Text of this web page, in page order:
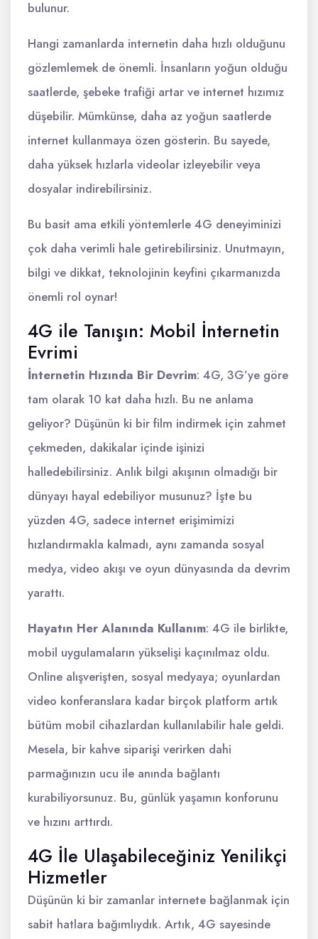
bulunur.
Hangi zamanlarda internetin daha hızlı olduğunu
gözlemlemek de önemli. İnsanların yoğun olduğu
saatlerde, şebeke trafiği artar ve internet hızımız
düşebilir. Mümkünse, daha az yoğun saatlerde
internet kullanmaya özen gösterin. Bu sayede,
daha yüksek hızlarla videolar izleyebilir veya
dosyalar indirebilirsiniz.
Bu basit ama etkili yöntemlerle 4G deneyiminizi
çok daha verimli hale getirebilirsiniz. Unutmayın,
bilgi ve dikkat, teknolojinin keyfini çıkarmanızda
önemli rol oynar!
4G ile Tanışın: Mobil İnternetin
Evrimi
İnternetin Hızında Bir Devrim: 4G, 3G’ye göre
tam olarak 10 kat daha hızlı. Bu ne anlama
geliyor? Düşünün ki bir film indirmek için zahmet
çekmeden, dakikalar içinde işinizi
halledebilirsiniz. Anlık bilgi akışının olmadığı bir
dünyayı hayal edebiliyor musunuz? İşte bu
yüzden 4G, sadece internet erişimimizi
hızlandırmakla kalmadı, aynı zamanda sosyal
medya, video akışı ve oyun dünyasında da devrim
yarattı.
Hayatın Her Alanında Kullanım: 4G ile birlikte,
mobil uygulamaların yükselişi kaçınılmaz oldu.
Online alışverişten, sosyal medyaya; oyunlardan
video konferanslara kadar birçok platform artık
bütüm mobil cihazlardan kullanılabilir hale geldi.
Mesela, bir kahve siparişi verirken dahi
parmağınızın ucu ile anında bağlantı
kurabiliyorsunuz. Bu, günlük yaşamın konforunu
ve hızını arttırdı.
4G İle Ulaşabileceğiniz Yenilikçi
Hizmetler
Düşünün ki bir zamanlar internete bağlanmak için
sabit hatlara bağımlıydık. Artık, 4G sayesinde